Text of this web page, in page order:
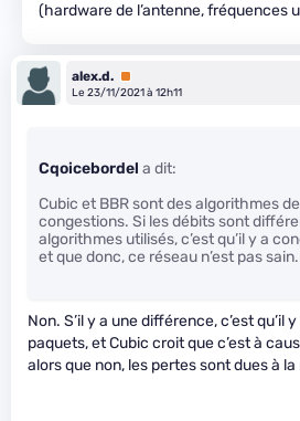
(hardware de l’antenne, fréquences
alex.d. Premium
Le 23/11/2021 à 12h11
Cqoicebordel a dit:
Cubic et BBR sont des algorithmes
congestions. Si les débits sont
algorithmes utilisés, c’est qu’il y a
et que donc, ce réseau n’est pas sain.
Non. S’il y a une différence, c’est qu’il
paquets, et Cubic croit que c’est à
alors que non, les pertes sont dues à la